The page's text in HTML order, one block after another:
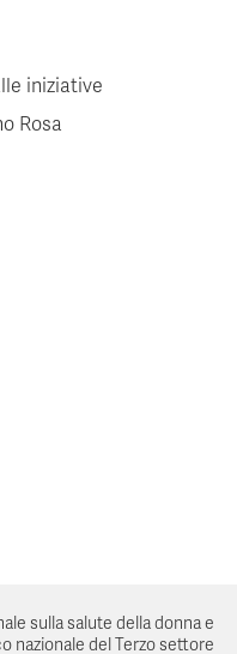
iniziative
Rosa
sulla salute della donna e
nazionale del Terzo settore